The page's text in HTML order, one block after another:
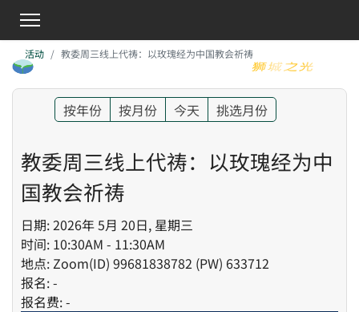
活动 教委周三线上代祷：以玫瑰经为中国教会祈祷
按年份 按月份 今天 挑选月份
教委周三线上代祷：以玫瑰经为中
国教会祈祷
日期: 2026年 5月 20日, 星期三
时间: 10:30AM - 11:30AM
地点: Zoom(ID) 99681838782 (PW) 633712
报名: -
报名费: -